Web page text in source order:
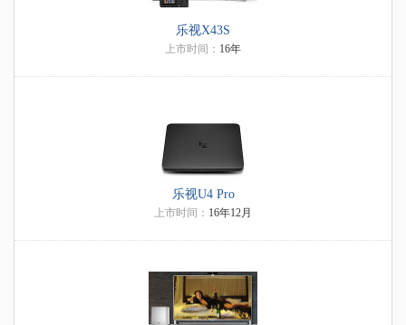
乐视X43S
上市时间： 16年
乐视U4 Pro
上市时间： 16年12月